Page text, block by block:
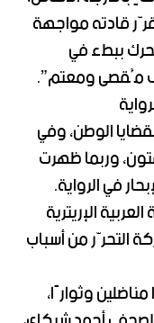
قادته مواجهة
ببطء في
مُقصى ومعتم”.
الوطن، وفي
وربما ظهرت
في الرواية.
الإريترية
التحرّر من أسباب
وثوارًا،